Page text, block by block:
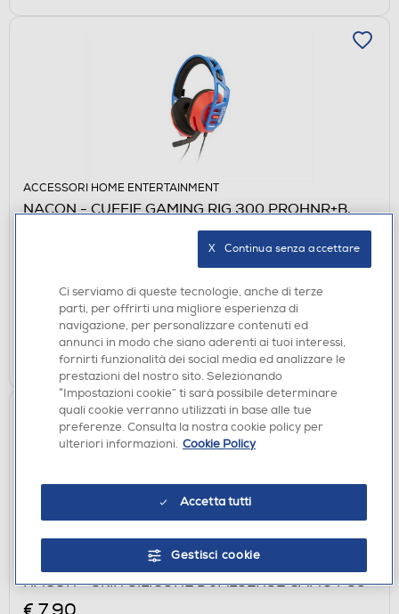
ACCESSORI HOME ENTERTAINMENT
NACON - CUFFIE GAMING RIG 300 PROHNR+B,
Acquisto online:disponibile
Ritiro in negozio in 30' gratuito: verifica
AGGIUNGI
NACON - SKIN SILICONE DUALSENSE CAMO PS5
Ci serviamo di queste tecnologie, anche di terze
parti, per offrirti una migliore esperienza di
navigazione, per personalizzare contenuti ed
annunci in modo che siano aderenti ai tuoi interessi,
fornirti funzionalità dei social media ed analizzare le
prestazioni del nostro sito. Selezionando
“Impostazioni cookie” ti sarà possibile determinare
quali cookie verranno utilizzati in base alle tue
preferenze. Consulta la nostra cookie policy per
ulteriori informazioni. Cookie Policy
Accetta tutti
Gestisci cookie
X   Continua senza accettare